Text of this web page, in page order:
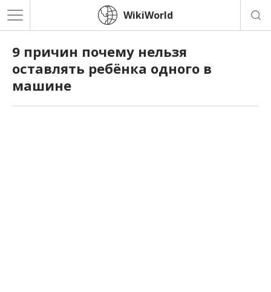
WikiWorld
9 причин почему нельзя
оставлять ребёнка одного в
машине